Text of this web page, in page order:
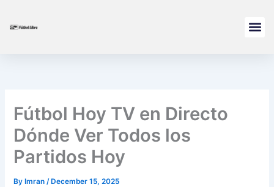
Fútbol Hoy TV en Directo
Dónde Ver Todos los
Partidos Hoy
By Imran/ December 15, 2025